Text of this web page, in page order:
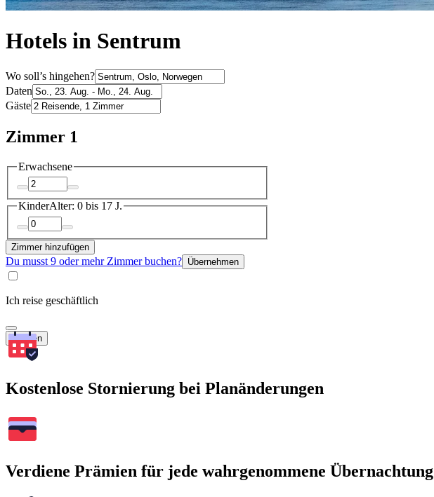
Hotels in Sentrum
Wo soll’s hingehen?
Daten
Gäste
Zimmer 1
Erwachsene
KinderAlter: 0 bis 17 J.
Zimmer hinzufügen
Du musst 9 oder mehr Zimmer buchen? Übernehmen
Ich reise geschäftlich
Suchen
Kostenlose Stornierung bei Planänderungen
Verdiene Prämien für jede wahrgenommene Übernachtung